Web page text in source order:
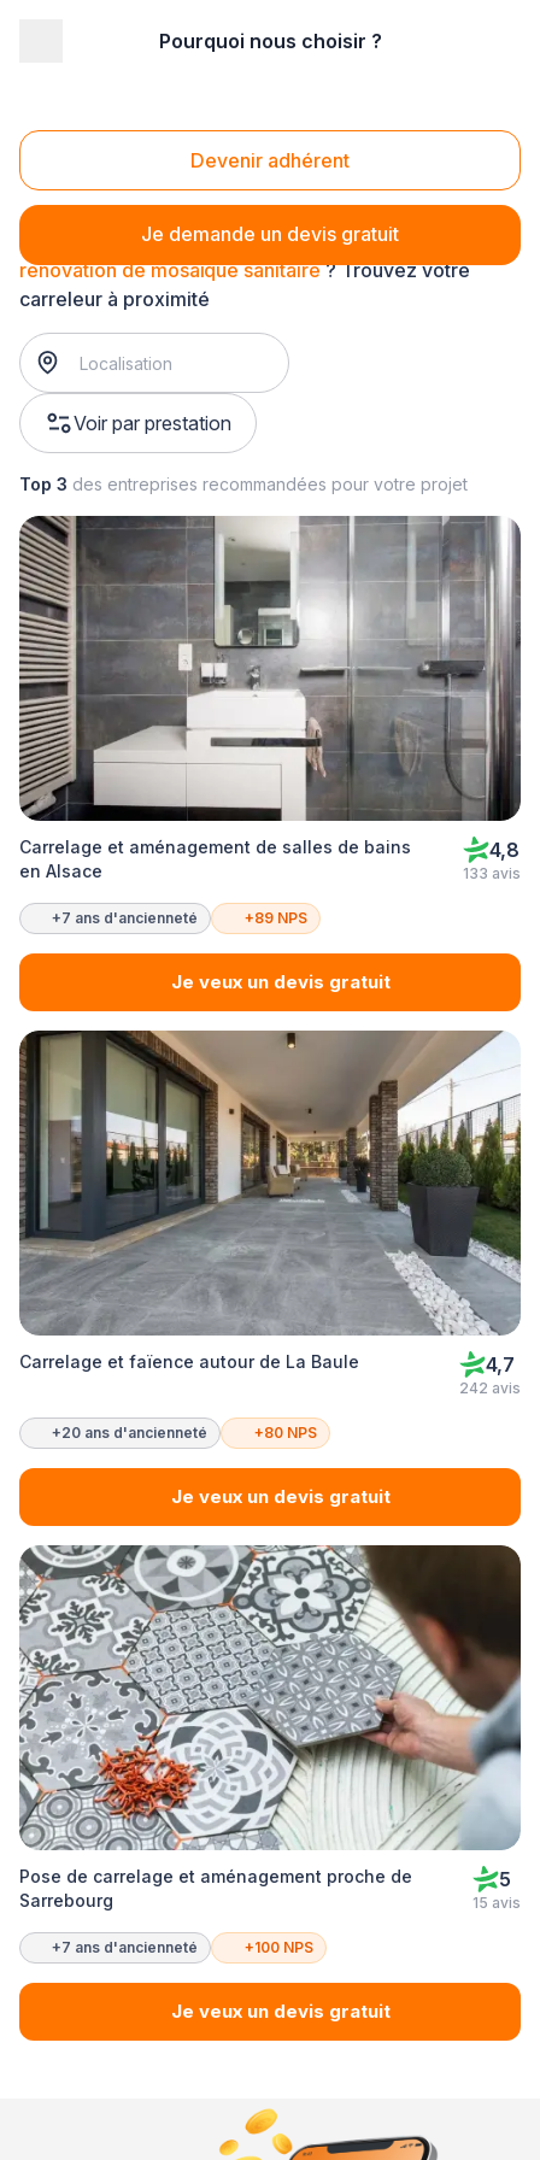
Pourquoi nous choisir ?
Devenir adhérent
Je demande un devis gratuit
Rénovation de mosaïque sanitaire
rénovation de mosaïque sanitaire? Trouvez votre
carreleur à proximité
Voir par prestation
Top 3 des entreprises recommandées pour votre projet
Carrelage et aménagement de salles de bains
en Alsace
4,8
133 avis
+7 ans d'ancienneté +89 NPS
Je veux un devis gratuit
Carrelage et faïence autour de La Baule 4,7
242 avis
+20 ans d'ancienneté +80 NPS
Je veux un devis gratuit
Pose de carrelage et aménagement proche de
Sarrebourg
5
15 avis
+7 ans d'ancienneté +100 NPS
Je veux un devis gratuit